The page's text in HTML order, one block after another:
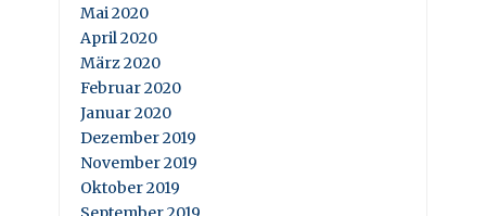
Mai 2020
April 2020
März 2020
Februar 2020
Januar 2020
Dezember 2019
November 2019
Oktober 2019